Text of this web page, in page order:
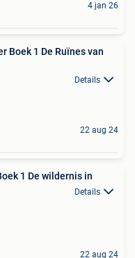
4 jan 26
Boek 1 De Ruïnes van
Details
22 aug 24
1 De wildernis in
Details
22 aug 24